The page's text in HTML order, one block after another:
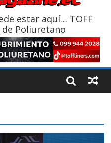
estar aquí… TOFF
Poliuretano